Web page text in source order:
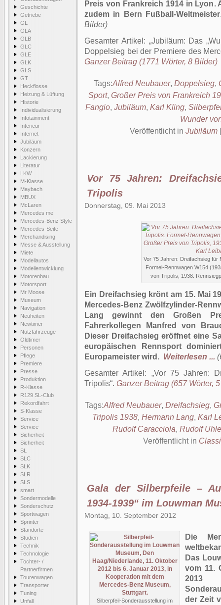
Geschichte
Getriebe
GL
GLA
GLB
GLC
GLE
GLK
GLS
GT
Heckflosse
Heizung & Lüftung
Historie
Individualisierung
Infotainment
Interieur
Internet
Jubiläum
Konzern
Lackierung
Literatur
LKW
M-Klasse
Maybach
MBUX
McLaren
Mercedes me
Mercedes-Benz Style
Mercedes-Seite
Merchandising
Messe & Ausstellung
Miete
Modellautos
Modellentwicklung
Motorenbau
Motorsport
Mr Moose
Museum
Navigation
Neuheiten
Newtimer
Nutzfahrzeuge
Oldtimer
Personen
Pflege
Premiere
Presse
Produktion
R-Klasse
R129 SL-Club
Rekordfahrt
S-Klasse
Service
Service
Sicherheit
Sicherheit
SL
SLC
SLK
SLR
SLS
smart
Sondermodelle
Sonderschutz
Sportwagen
Sprinter
Standorte
Studien
Technik
Technologie
Tochter- /
Partnerfirmen
Tourenwagen
Transporter
Tuning
Unfall
Preis von Frankreich 1914 in Lyon.
zudem in Bern Fußball-Weltmeister
Bilder)
Gesamter Artikel:
Jubiläum: Das
Doppelsieg bei der Premiere des
Ganzer Beitrag (1771 Wörter, 8 Bilder)
Tags:Alfred Neubauer, Doppelsieg,
Sport, Großer Preis von Frankreich
Fangio, Jubiläum, Karl Kling,
Wunder
Veröffentlicht in Jubiläum
Vor 75 Jahren:
Tripolis
Donnerstag, 09. Mai 2013
Vor 75 Jahren: Dreifachsieg für
Formel-Rennwagen W154
von Tripolis, 1938.
Ein Dreifachsieg krönt am 15. Mai
Mercedes-Benz Zwölfzylinder-
Lang gewinnt den Großen
Fahrerkollegen Manfred von
Dieser Dreifachsieg eröffnet eine
europäischen Rennsport
Europameister wird. Weiterlesen ...
Gesamter Artikel:
Vor 75 Jahren:
Tripolis . Ganzer Beitrag (657 Wörter,
Tags:Alfred Neubauer, Dreifachsieg,
Tripolis 1938, Hermann Lang, Karl
Rudolf Caracciola, Rudolf
Veröffentlicht in
Gala der Silberpfeile –
1934-1939“ im Louwman
Montag, 10. September 2012
Silberpfeil-Sonderausstellung im
Die
Das
vom 11.
2013
der Zeit